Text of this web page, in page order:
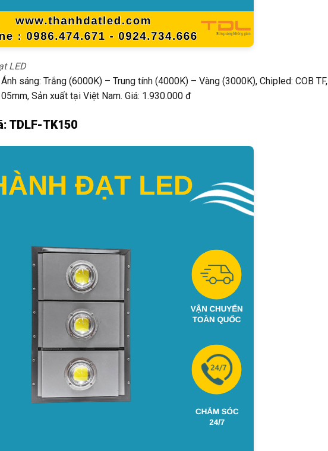
LED
sáng: Trắng (6000K) – Trung tính (4000K) – Vàng (3000K), Chipled: COB TF,
Sản xuất tại Việt Nam. Giá: 1.930.000 đ
TDLF-TK150